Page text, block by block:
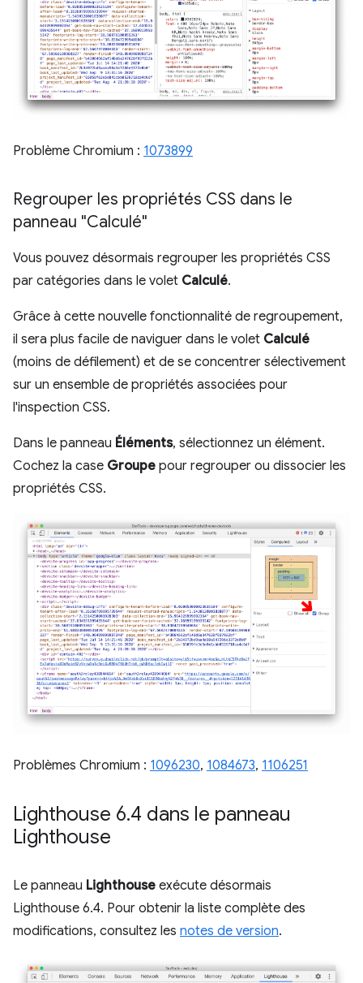
Problème Chromium : 1073899
Regrouper les propriétés CSS dans le
panneau "Calculé"
Vous pouvez désormais regrouper les propriétés CSS
par catégories dans le volet Calculé.
Grâce à cette nouvelle fonctionnalité de regroupement,
il sera plus facile de naviguer dans le volet Calculé
(moins de défilement) et de se concentrer sélectivement
sur un ensemble de propriétés associées pour
l'inspection CSS.
Dans le panneau Éléments, sélectionnez un élément.
Cochez la case Groupe pour regrouper ou dissocier les
propriétés CSS.
Problèmes Chromium : 1096230, 1084673, 1106251
Lighthouse 6.4 dans le panneau
Lighthouse
Le panneau Lighthouse exécute désormais
Lighthouse 6.4. Pour obtenir la liste complète des
modifications, consultez les notes de version.